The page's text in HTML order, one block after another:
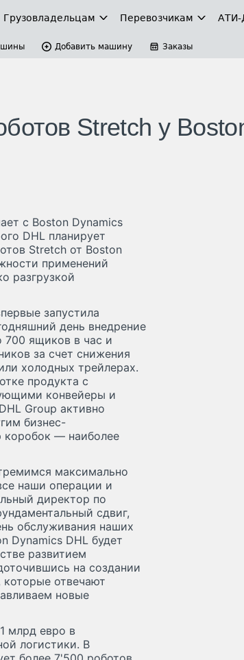
Грузовладельцам Перевозчикам АТИ-
Добавить машину Заказы
Stretch у
с Boston Dynamics
DHL планирует
Stretch от Boston
применений
разгрузкой
запустила
день внедрение
700 ящиков в час и
за счет снижения
холодных трейлерах.
продукта с
конвейеры и
Group активно
бизнес-
коробок — наиболее
максимально
наши операции и
директор по
сдвиг,
обслуживания наших
Dynamics DHL будет
развитием
на создании
которые отвечают
новые
млрд евро в
логистики. В